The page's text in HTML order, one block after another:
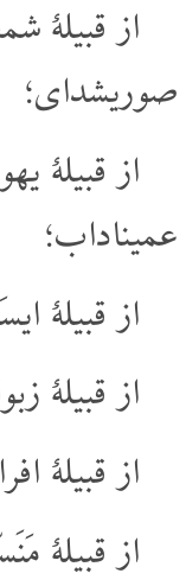
از قبیلۀ
صوریشدای؛
از قبیلۀ
عمیناداب؛
از قبیلۀ
از قبیلۀ
از قبیلۀ
از قبیلۀ